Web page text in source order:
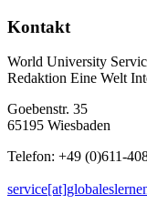
Kontakt
World University
Redaktion Eine Welt
Goebenstr. 35
65195 Wiesbaden
Telefon: +49 (0)611-